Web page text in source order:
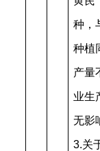
种，
种植
产量
业生
无影
3.关